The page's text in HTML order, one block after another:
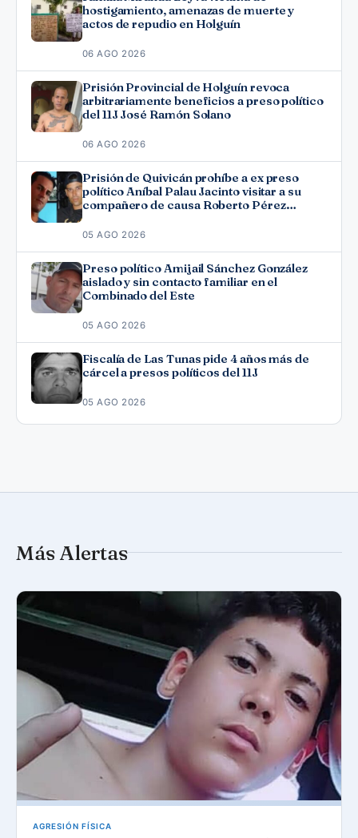
hostigamiento, amenazas de muerte y
actos de repudio en Holguín
06 AGO 2026
Prisión Provincial de Holguín revoca
arbitrariamente beneficios a preso político
del 11J José Ramón Solano
06 AGO 2026
Prisión de Quivicán prohíbe a ex preso
político Aníbal Palau Jacinto visitar a su
compañero de causa Roberto Pérez
05 AGO 2026
Preso político Amijail Sánchez González
aislado y sin contacto familiar en el
Combinado del Este
05 AGO 2026
Fiscalía de Las Tunas pide 4 años más de
cárcel a presos políticos del 11J
05 AGO 2026
Más Alertas
AGRESIÓN FÍSICA